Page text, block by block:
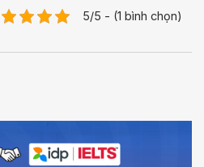
5/5 - (1 bình chọn)